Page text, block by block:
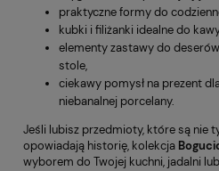
praktyczne formy do
kubki i filiżanki idealne do
elementy zastawy do
stole,
ciekawy pomysł na prezent
niebanalnej porcelany.
Jeśli lubisz przedmioty, które są nie
opowiadają historię, kolekcja
wyborem do Twojej kuchni, jadalni